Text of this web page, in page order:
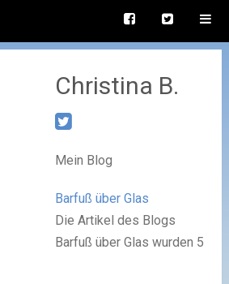
Christina B.
Mein Blog
Barfuß über Glas
Die Artikel des Blogs
Barfuß über Glas wurden 5